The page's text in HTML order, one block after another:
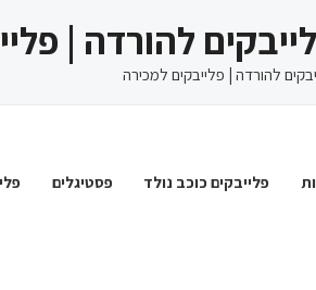
להורדה |
להורדה | פלייבקים למכירה
פלייבקים כוכב נולד פסטיגלים